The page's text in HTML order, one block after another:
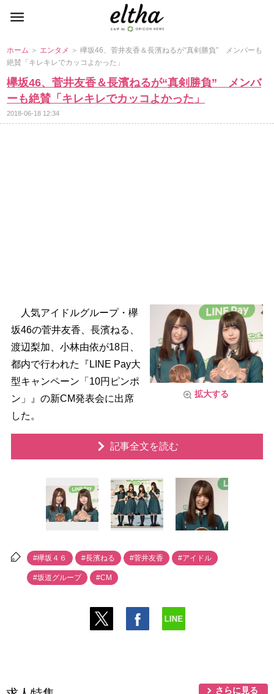
ホーム ＞ エンタメ ＞ 欅坂46、菅井友香＆長濱ねるが“真剣勝負” メンバーも
絶賛「キレキレでカッコよかった」
欅坂46、菅井友香＆長濱ねるが“真剣勝負” メンバ
ーも絶賛「キレキレでカッコよかった」
2018-06-18 12:34
拡大する
人気アイドルグループ・欅
坂46の菅井友香、長濱ねる、
渡辺梨加、小林由依が18日、
都内で行われた『LINE Pay大
型キャンペーン「10円ピンポ
ン」』の新CM発表会に出席
した。
記事全文を読む
#欅坂４６ #長濱ねる #菅井友香 #アイドル
#坂道グループ #CM
さらに見る